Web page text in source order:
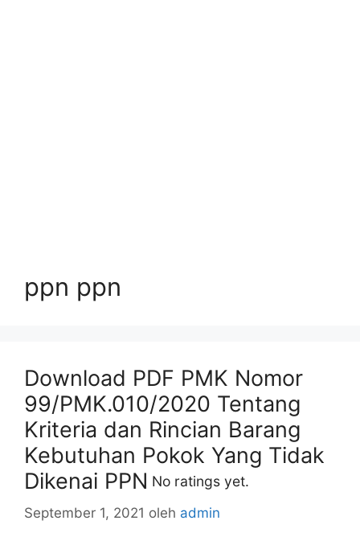
ppn ppn
Download PDF PMK Nomor
99/PMK.010/2020 Tentang
Kriteria dan Rincian Barang
Kebutuhan Pokok Yang Tidak
Dikenai PPN No ratings yet.
September 1, 2021 oleh admin